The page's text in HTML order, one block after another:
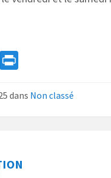
E
t
dans Non classé